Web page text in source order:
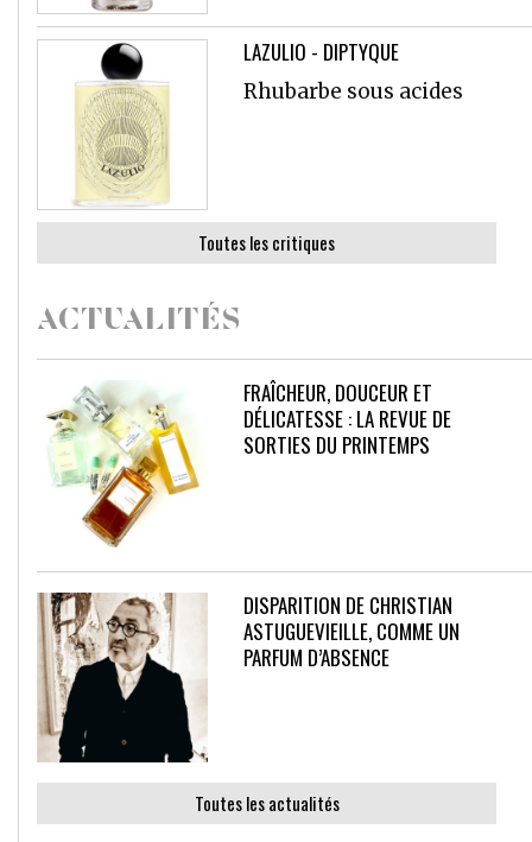
LAZULIO - DIPTYQUE
Rhubarbe sous acides
Toutes les critiques
ACTUALITÉS
FRAÎCHEUR, DOUCEUR ET
DÉLICATESSE : LA REVUE DE
SORTIES DU PRINTEMPS
DISPARITION DE CHRISTIAN
ASTUGUEVIEILLE, COMME UN
PARFUM D’ABSENCE
Toutes les actualités